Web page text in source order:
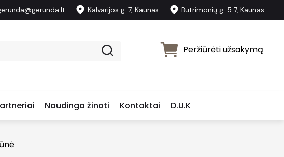
Kalvarijos g. 7, Kaunas Butrimonių g. 5 7, Kaunas
Peržiūrėti užsakymą
Naudinga žinoti Kontaktai D.U.K